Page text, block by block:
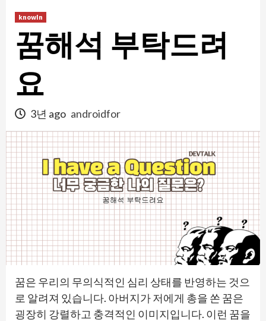
knowIn
꿈해석 부탁드려
요
3년 ago androidfor
꿈은 우리의 무의식적인 심리 상태를 반영하는 것으
로 알려져 있습니다. 아버지가 저에게 총을 쏜 꿈은
굉장히 강렬하고 충격적인 이미지입니다. 이런 꿈을